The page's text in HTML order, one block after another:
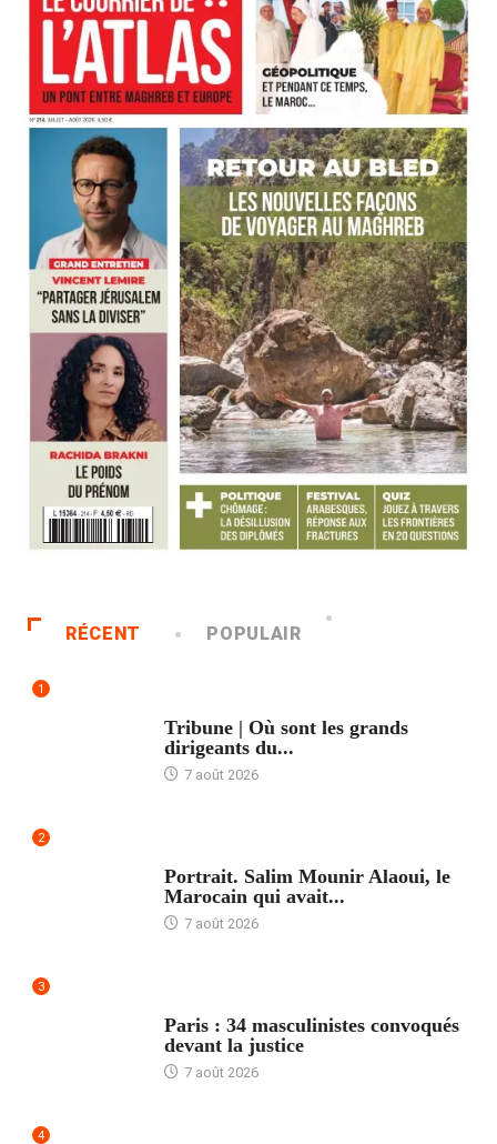
RÉCENT POPULAIR
1
Tribune | Où sont les grands
dirigeants du...
7 août 2026
2
Portrait. Salim Mounir Alaoui, le
Marocain qui avait...
7 août 2026
3
Paris : 34 masculinistes convoqués
devant la justice
7 août 2026
4